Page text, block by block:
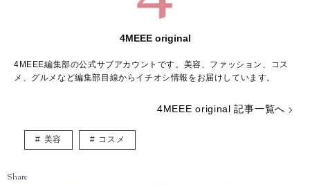
4MEEE original
4MEEE編集部の公式サブアカウントです。美容、ファッション、コス
メ、グルメなど編集部目線からイチオシ情報をお届けしています。
4MEEE original 記事一覧へ
美容 コスメ
Share